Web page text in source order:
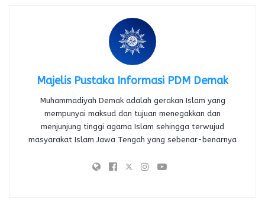
Majelis Pustaka Informasi PDM Demak
Muhammadiyah Demak adalah gerakan Islam yang
mempunyai maksud dan tujuan menegakkan dan
menjunjung tinggi agama Islam sehingga terwujud
masyarakat Islam Jawa Tengah yang sebenar-benarnya